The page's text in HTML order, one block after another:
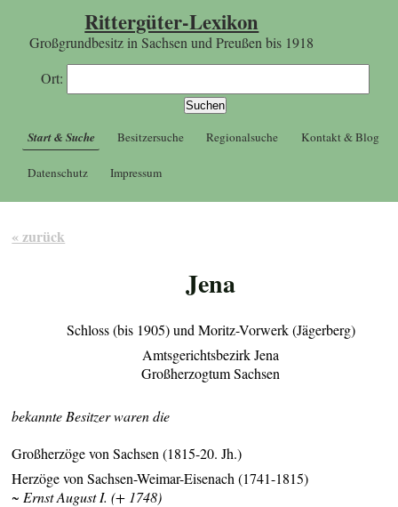
Rittergüter-Lexikon
Großgrundbesitz in Sachsen und Preußen bis 1918
Ort:
Start & Suche Besitzersuche Regionalsuche Kontakt & Blog
Datenschutz Impressum
« zurück
Jena
Schloss (bis 1905) und Moritz-Vorwerk (Jägerberg)
Amtsgerichtsbezirk Jena
Großherzogtum Sachsen
bekannte Besitzer waren die
Großherzöge von Sachsen (1815-20. Jh.)
Herzöge von Sachsen-Weimar-Eisenach (1741-1815)
~ Ernst August I. (+ 1748)